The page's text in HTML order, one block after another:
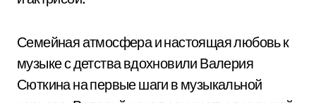
Семейная атмосфера и настоящая любовь к
музыке с детства вдохновили Валерия
Сюткина на первые шаги в музыкальной